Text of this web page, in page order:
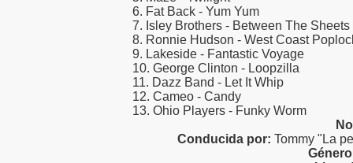
6. Fat Back - Yum Yum
7. Isley Brothers - Between The Sheets
8. Ronnie Hudson - West Coast
9. Lakeside - Fantastic Voyage
10. George Clinton - Loopzilla
11. Dazz Band - Let It Whip
12. Cameo - Candy
13. Ohio Players - Funky Worm
Conducida por: Tommy "La